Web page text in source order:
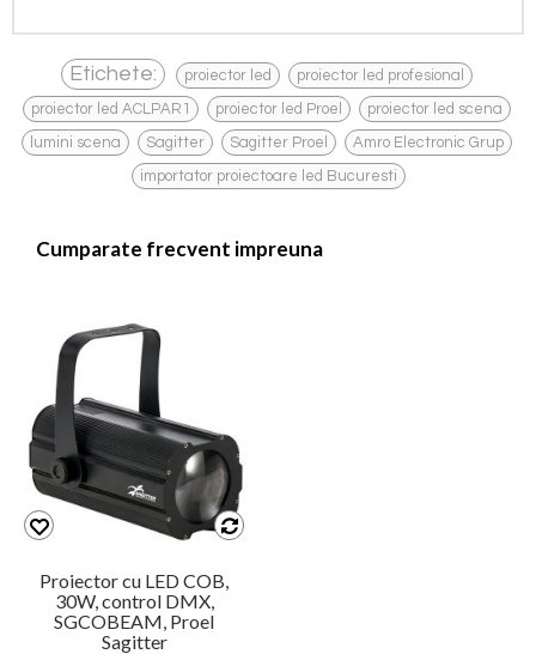
Etichete: proiector led , proiector led profesional ,
proiector led ACLPAR1 , proiector led Proel , proiector led scena ,
lumini scena , Sagitter , Sagitter Proel , Amro Electronic Grup ,
importator proiectoare led Bucuresti
Cumparate frecvent impreuna
Proiector cu LED COB,
30W, control DMX,
SGCOBEAM, Proel
Sagitter